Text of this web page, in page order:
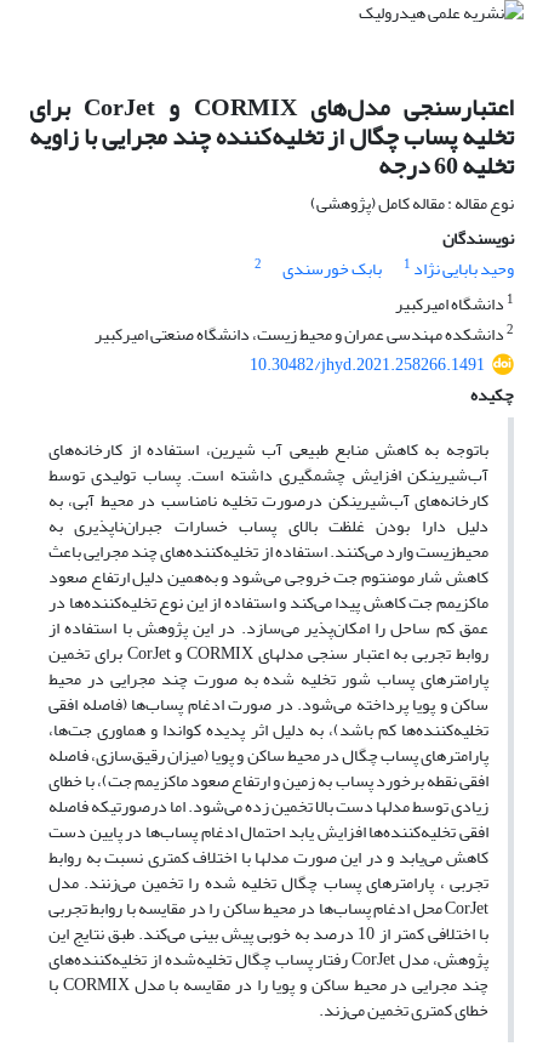
اعتبارسنجی مدل‌های CORMIX و CorJet برای
تخلیه پساب چگال از تخلیه‌کننده چند مجرایی با زاویه
تخلیه 60 درجه
نوع مقاله : مقاله کامل (پژوهشی)
نویسندگان
وحید بابایی نژاد 1 بابک خورسندی
2
1 دانشگاه امیرکبیر
2دانشکده مهندسی عمران و محیط زیست، دانشگاه صنعتی امیرکبیر
10.30482/jhyd.2021.258266.1491
چکیده
باتوجه به کاهش منابع طبیعی آب شیرین، استفاده از کارخانه‌های
آب‌شیرینکن افزایش چشمگیری داشته است. پساب تولیدی توسط
کارخانه‌های آب‌شیرینکن درصورت تخلیه نامناسب در محیط آبی، به
دلیل دارا بودن غلظت بالای پساب خسارات جبران‌ناپذیری به
محیط‌زیست وارد می‌کنند. استفاده از تخلیه‌کننده‌های چند مجرایی باعث
کاهش شار مومنتوم جت خروجی می‌شود و به‌همین دلیل ارتفاع صعود
ماکزیمم جت کاهش پیدا می‌کند و استفاده از این نوع تخلیه‌کننده‌ها در
عمق کم ساحل را امکان‌پذیر می‌سازد. در این پژوهش با استفاده از
روابط تجربی به اعتبار سنجی مدلهای CORMIX و CorJet برای تخمین
پارامترهای پساب شور تخلیه شده به صورت چند مجرایی در محیط
ساکن و پویا پرداخته می‌شود. در صورت ادغام پساب‌ها (فاصله افقی
تخلیه‌کننده‌ها کم باشد)، به دلیل اثر پدیده کواندا و هماوری جت‌ها،
پارامترهای پساب چگال در محیط ساکن و پویا (میزان رقیق‌سازی، فاصله
افقی نقطه برخورد پساب به زمین و ارتفاع صعود ماکزیمم جت)، با خطای
زیادی توسط مدلها دست بالا تخمین زده می‌شود. اما درصورتیکه فاصله
افقی تخلیه‌کننده‌ها افزایش یابد احتمال ادغام پساب‌ها در پایین دست
کاهش می‌یابد و در این صورت مدلها با اختلاف کمتری نسبت به روابط
تجربی ، پارامترهای پساب چگال تخلیه شده را تخمین می‌زنند. مدل
CorJet محل ادغام پساب‌ها در محیط ساکن را در مقایسه با روابط تجربی
با اختلافی کمتر از 10 درصد به خوبی پیش بینی می‌کند. طبق نتایج این
پژوهش، مدل CorJet رفتار پساب چگال تخلیه‌شده از تخلیه‌کننده‌های
چند مجرایی در محیط ساکن و پویا را در مقایسه با مدل CORMIX با
خطای کمتری تخمین می‌زند.